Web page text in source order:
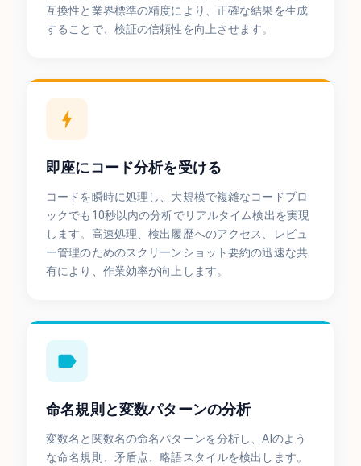
互換性と業界標準の精度により、正確な結果を生成
することで、検証の信頼性を向上させます。
即座にコード分析を受ける
コードを瞬時に処理し、大規模で複雑なコードブロ
ックでも10秒以内の分析でリアルタイム検出を実現
します。高速処理、検出履歴へのアクセス、レビュ
ー管理のためのスクリーンショット要約の迅速な共
有により、作業効率が向上します。
命名規則と変数パターンの分析
変数名と関数名の命名パターンを分析し、AIのよう
な命名規則、矛盾点、略語スタイルを検出します。